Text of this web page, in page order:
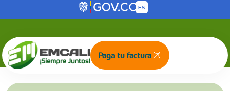
Saltar al contenido principal
Tablas de Retención Documental
Paga tu factura